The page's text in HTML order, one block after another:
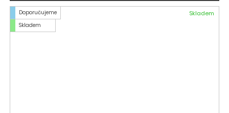
Doporučujeme
Skladem
Skladem